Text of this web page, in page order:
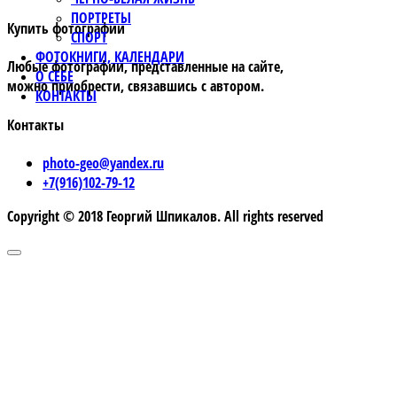
ПОРТРЕТЫ
СПОРТ
ФОТОКНИГИ, КАЛЕНДАРИ
О СЕБЕ
КОНТАКТЫ
Купить фотографии
Любые фотографии, представленные на сайте,
можно приобрести, связавшись с автором.
Контакты
photo-geo@yandex.ru
+7(916)102-79-12
Copyright © 2018 Георгий Шпикалов. All rights reserved